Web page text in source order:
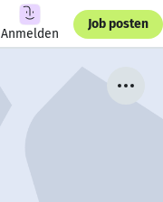
Anmelden
Job posten